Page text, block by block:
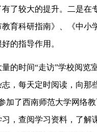
了较大的提升。二是在
育科研指南》、《中小
的指导作用。
的时间“走访”学校阅览
，每天定时阅读，向那
加了西南师范大学网络
，查阅学习资料，了解